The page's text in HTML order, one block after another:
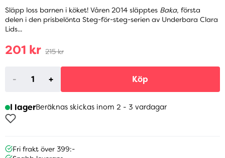
Släpp loss barnen i köket! Våren 2014 släpptes Baka, första
delen i den prisbelönta Steg-för-steg-serien av Underbara Clara
Lids...
201 kr 215 kr
- + Köp
I lagerBeräknas skickas inom 2 - 3 vardagar
Fri frakt över 399:-